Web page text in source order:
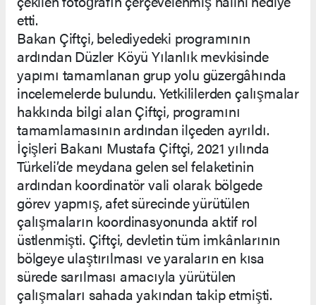
etti.
Bakan Çiftçi, belediyedeki programının
ardından Düzler Köyü Yılanlık mevkisinde
yapımı tamamlanan grup yolu güzergâhında
incelemelerde bulundu. Yetkililerden çalışmalar
hakkında bilgi alan Çiftçi, programını
tamamlamasının ardından ilçeden ayrıldı.
İçişleri Bakanı Mustafa Çiftçi, 2021 yılında
Türkeli’de meydana gelen sel felaketinin
ardından koordinatör vali olarak bölgede
görev yapmış, afet sürecinde yürütülen
çalışmaların koordinasyonunda aktif rol
üstlenmişti. Çiftçi, devletin tüm imkânlarının
bölgeye ulaştırılması ve yaraların en kısa
sürede sarılması amacıyla yürütülen
çalışmaları sahada yakından takip etmişti.